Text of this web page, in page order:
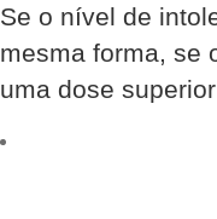
Se o nível de
mesma forma, se
uma dose